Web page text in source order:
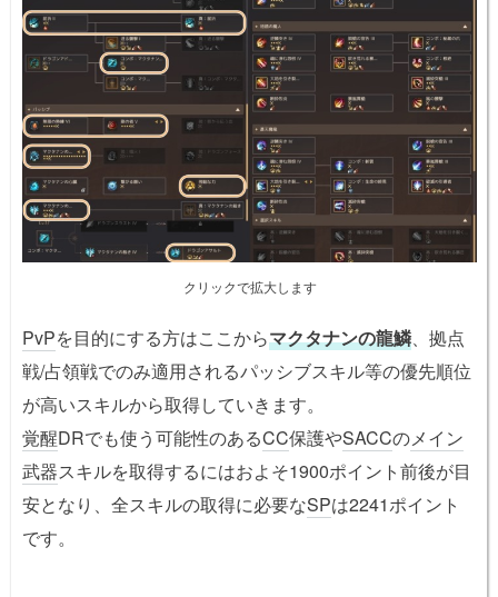
クリックで拡大します
PvPを目的にする方はここからマクタナンの龍鱗、拠点
戦/占領戦でのみ適用されるパッシブスキル等の優先順位
が高いスキルから取得していきます。
覚醒DRでも使う可能性のあるCC保護やSACCのメイン
武器スキルを取得するにはおよそ1900ポイント前後が目
安となり、全スキルの取得に必要なSPは2241ポイント
です。